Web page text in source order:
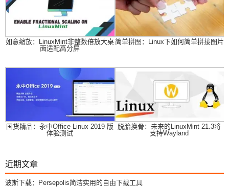
如意缩放：LinuxMint非整数倍放大桌
面适配高分屏
简单拼图：Linux下如何简单拼接图片
国货精品：永中Office Linux 2019 版
体验测试
脱胎换骨：未来的LinuxMint 21.3将
支持Wayland
近期文章
波斯下载：Persepolis简洁实用的自由下载工具